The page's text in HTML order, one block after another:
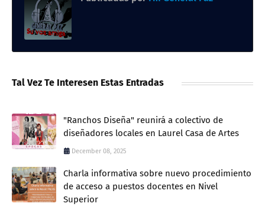
Tal Vez Te Interesen Estas Entradas
"Ranchos Diseña" reunirá a colectivo de
diseñadores locales en Laurel Casa de Artes
December 08, 2025
Charla informativa sobre nuevo procedimiento
de acceso a puestos docentes en Nivel
Superior